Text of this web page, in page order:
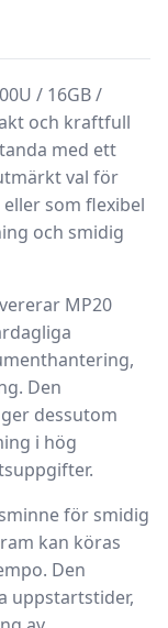
/ 16GB /
och kraftfull
med ett
val för
som flexibel
och smidig
MP20
Den
ger dessutom
i hög
för smidig
kan köras
Den
uppstartstider,